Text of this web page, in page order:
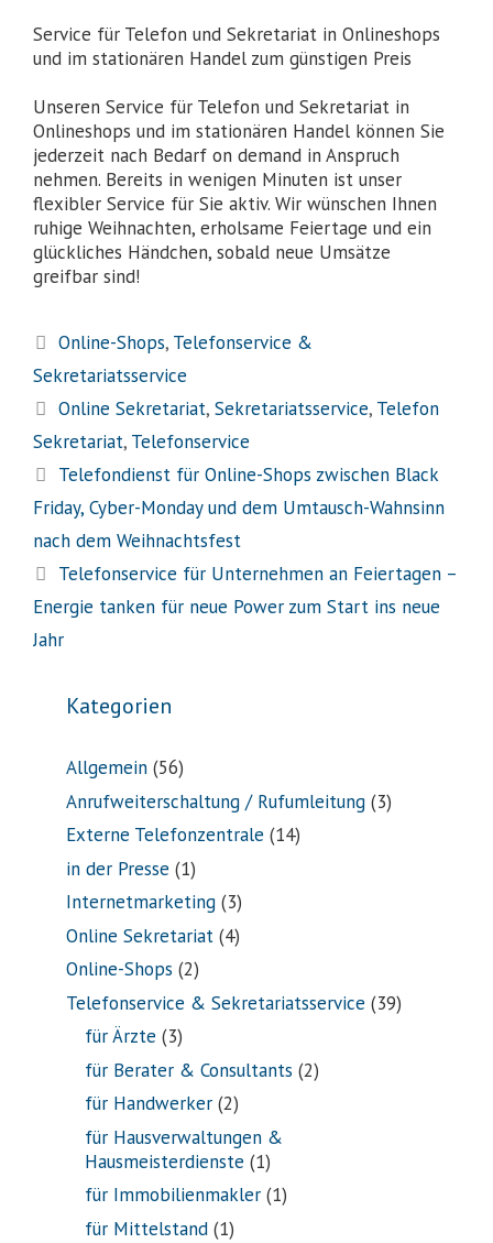
Service für Telefon und Sekretariat in Onlineshops
und im stationären Handel zum günstigen Preis
Unseren Service für Telefon und Sekretariat in
Onlineshops und im stationären Handel können Sie
jederzeit nach Bedarf on demand in Anspruch
nehmen. Bereits in wenigen Minuten ist unser
flexibler Service für Sie aktiv. Wir wünschen Ihnen
ruhige Weihnachten, erholsame Feiertage und ein
glückliches Händchen, sobald neue Umsätze
greifbar sind!
Online-Shops, Telefonservice &
Sekretariatsservice
Online Sekretariat,Sekretariatsservice, Telefon
Sekretariat, Telefonservice
Telefondienst für Online-Shops zwischen Black
Friday, Cyber-Monday und dem Umtausch-Wahnsinn
nach dem Weihnachtsfest
Telefonservice für Unternehmen an Feiertagen –
Energie tanken für neue Power zum Start ins neue
Jahr
Kategorien
Allgemein (56)
Anrufweiterschaltung / Rufumleitung (3)
Externe Telefonzentrale (14)
in der Presse (1)
Internetmarketing (3)
Online Sekretariat (4)
Online-Shops (2)
Telefonservice & Sekretariatsservice (39)
für Ärzte (3)
für Berater & Consultants (2)
für Handwerker (2)
für Hausverwaltungen &
Hausmeisterdienste (1)
für Immobilienmakler (1)
für Mittelstand (1)